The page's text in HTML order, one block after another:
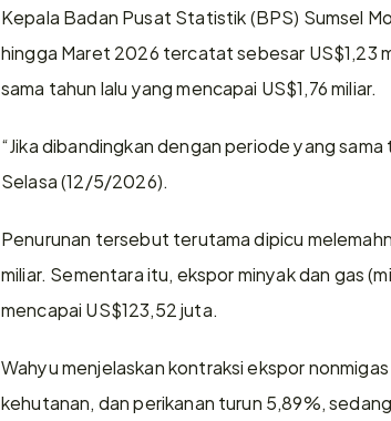
Kepala Badan Pusat Statistik (BPS) Sumsel
hingga Maret 2026 tercatat sebesar US$1,23
sama tahun lalu yang mencapai US$1,76 miliar.
“Jika dibandingkan dengan periode yang
Selasa (12/5/2026).
Penurunan tersebut terutama dipicu
miliar. Sementara itu, ekspor minyak dan gas
mencapai US$123,52 juta.
Wahyu menjelaskan kontraksi ekspor
kehutanan, dan perikanan turun 5,89%,